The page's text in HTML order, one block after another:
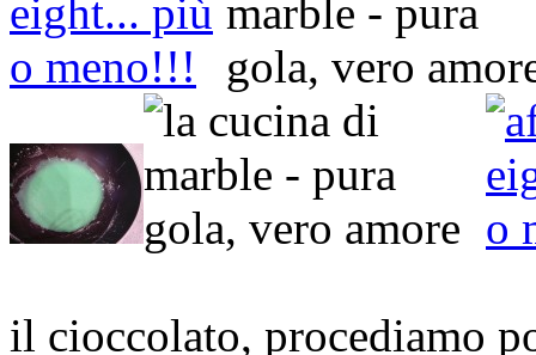
il cioccolato, procediamo